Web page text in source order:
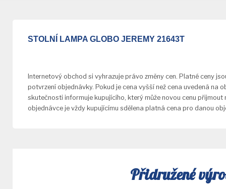
STOLNÍ LAMPA GLOBO JEREMY 21643T
Internetový obchod si vyhrazuje právo změny cen. Platné ceny
potvrzení objednávky. Pokud je cena vyšší než cena uvedená na
skutečnosti informuje kupujícího, který může novou cenu
objednávce je vždy kupujícímu sdělena platná cena pro danou
Přidružené